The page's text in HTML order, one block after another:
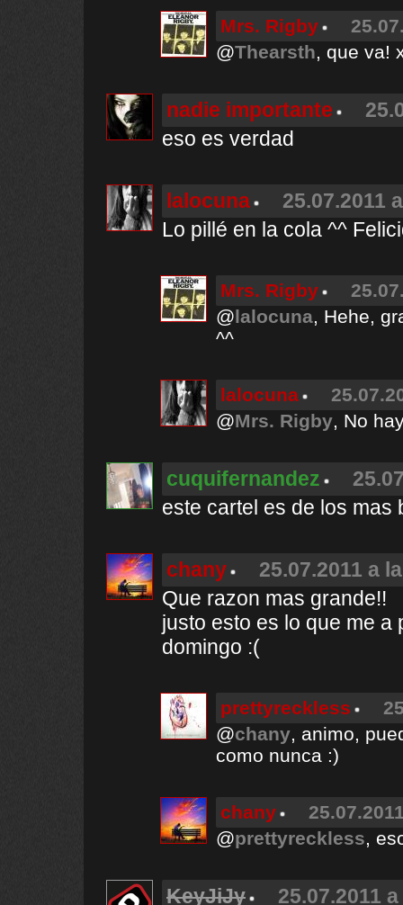
Mrs. Rigby
@Thearsth, que va!
nadie importante
eso es verdad
lalocuna
25.07.2011
Lo pillé en la cola ^^
Mrs. Rigby
@lalocuna, Hehe,
^^
lalocuna
@Mrs. Rigby, No
cuquifernandez
este cartel es de los mas
chany
25.07.2011 a
Que razon mas grande!!
justo esto es lo que me
domingo :(
prettyreckless
@chany, animo,
como nunca :)
chany
@prettyreckless,
KeyJiJy
25.07.2011